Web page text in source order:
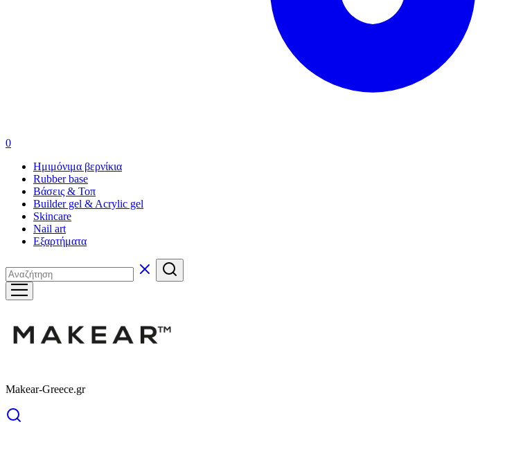
0
Ημιμόνιμα βερνίκια
Rubber base
Βάσεις & Τοπ
Builder gel & Acrylic gel
Skincare
Nail art
Εξαρτήματα
Makear-Greece.gr